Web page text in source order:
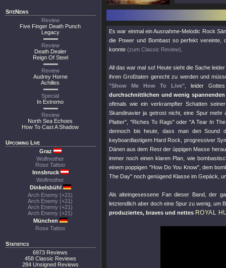
SiteNews
Review
Five Finger Death Punch
Legacy
Review
Death Dealer
Reign Of Steel
Review
Audrey Horne
Achilles
Special
In Extremo
Review
North Sea Echoes
How To Cast A Shadow
Upcoming Live
Graz
Wolfmother
Rose Tattoo
Innsbruck
Wolfmother
Dinkelsbühl
Arch Enemy (+21)
Arch Enemy (+21)
Arch Enemy (+21)
Arch Enemy (+21)
München
Rose Tattoo
Statistics
6973 Reviews
458 Classic Reviews
284 Unsigned Reviews
Es war einmal ein Ausnahme-Melodic Rock
die Power und Bombast so perfekt
konnte (zum Classic Review)
All das war mal so! Heute sieht die Sache
ihren Großtaten gerecht zu werden und
"Show Me How To Live" , leider
durchschnittlichen und wenig spannenden
oftmals wie ein verkrampfter Schatten
Skandinavier ja getrost nicht, eine Spur mehr
Platter" "Riches To Rags"oder"A Tear In
dennoch bis heute, dass man den Sound
keyboardlastigem Hard Rock, progressiver
Dänen aus dem Rest der üppigen Masse
immer noch einen klaren Plan, wie
einem poppigen "How Do You Know", dem
The Day" noch genügend Klasse im Gepäck,
Als alteingesessene Fan dieser Band, der
letztendlich aber doch eine Spur zu wenig, um
produziertes, braves und nettes ROYAL